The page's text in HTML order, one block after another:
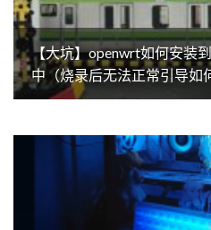
【大坑】openwrt如何安装
中（烧录后无法正常引导如